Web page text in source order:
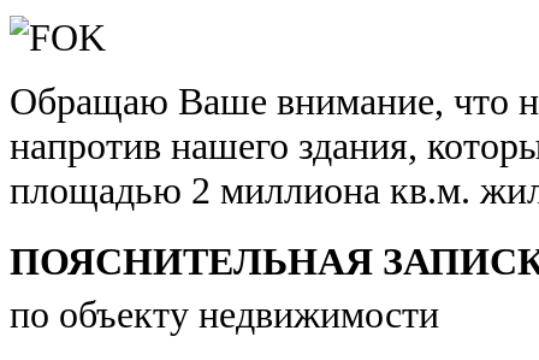
Обращаю Ваше внимание, что
напротив нашего здания,
площадью 2 миллиона кв.м.
ПОЯСНИТЕЛЬНАЯ
по объекту недвижимости